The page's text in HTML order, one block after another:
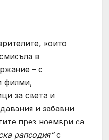
които
в
– с
филми,
за света и
и забавни
през ноември са
рапсодия“с